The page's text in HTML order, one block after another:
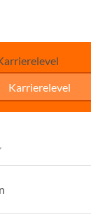
Karrierelevel